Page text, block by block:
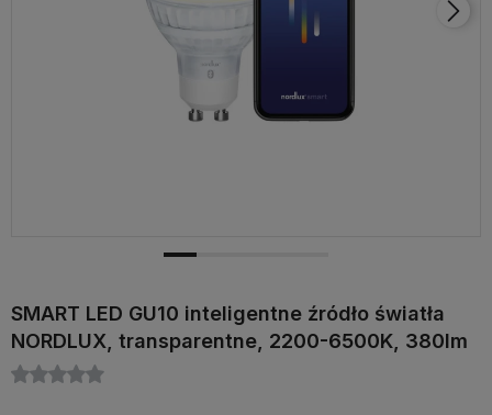
SMART LED GU10 inteligentne źródło światła
NORDLUX, transparentne, 2200-6500K, 380lm